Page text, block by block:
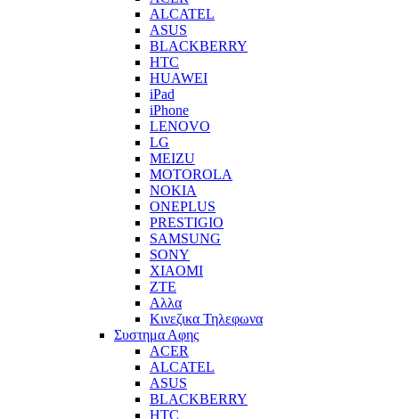
ALCATEL
ASUS
BLACKBERRY
HTC
HUAWEI
iPad
iPhone
LENOVO
LG
MEIZU
MOTOROLA
NOKIA
ONEPLUS
PRESTIGIO
SAMSUNG
SONY
XIAOMI
ZTE
Αλλα
Κινεζικα Τηλεφωνα
Συστημα Αφης
ACER
ALCATEL
ASUS
BLACKBERRY
HTC